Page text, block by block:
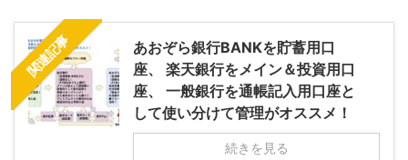
関連記事
あおぞら銀行BANKを貯蓄用口
座、 楽天銀行をメイン＆投資用口
座、 一般銀行を通帳記入用口座と
して使い分けて管理がオススメ！
続きを見る